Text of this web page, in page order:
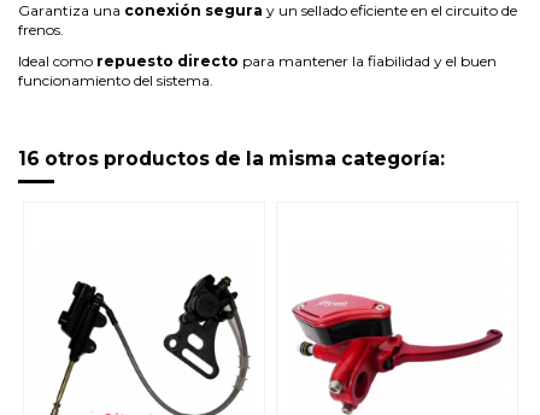
Garantiza una conexión segura y un sellado eficiente en el circuito de
frenos.
Ideal como repuesto directo para mantener la fiabilidad y el buen
funcionamiento del sistema.
16 otros productos de la misma categoría: